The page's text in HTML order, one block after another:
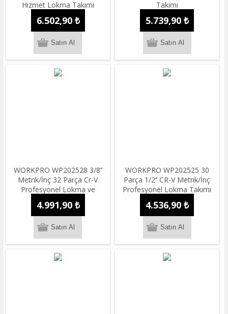
Hizmet Lokma Takımı
6.502,90 ₺
Takımı
5.739,90 ₺
WORKPRO WP202528 3/8’’
Metrik/İnç 32 Parça Cr-V
Profesyonel Lokma ve
4.991,90 ₺
WORKPRO WP202525 30
Parça 1/2’’ CR-V Metrik/İnç
Profesyonel Lokma Takımı
4.536,90 ₺